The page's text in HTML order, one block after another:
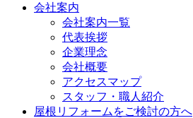
会社案内
会社案内一覧
代表挨拶
企業理念
会社概要
アクセスマップ
スタッフ・職人紹介
屋根リフォームをご検討の方へ